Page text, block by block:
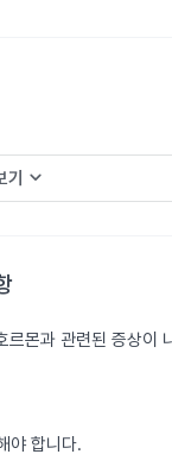
keyboard_arrow_down
몬과 관련된 증상이
야 합니다.